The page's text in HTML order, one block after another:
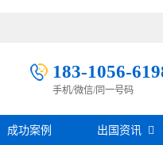
183-1056-
手机/微信/同一号码
成功案例 出国资讯
移民百科
房产知识